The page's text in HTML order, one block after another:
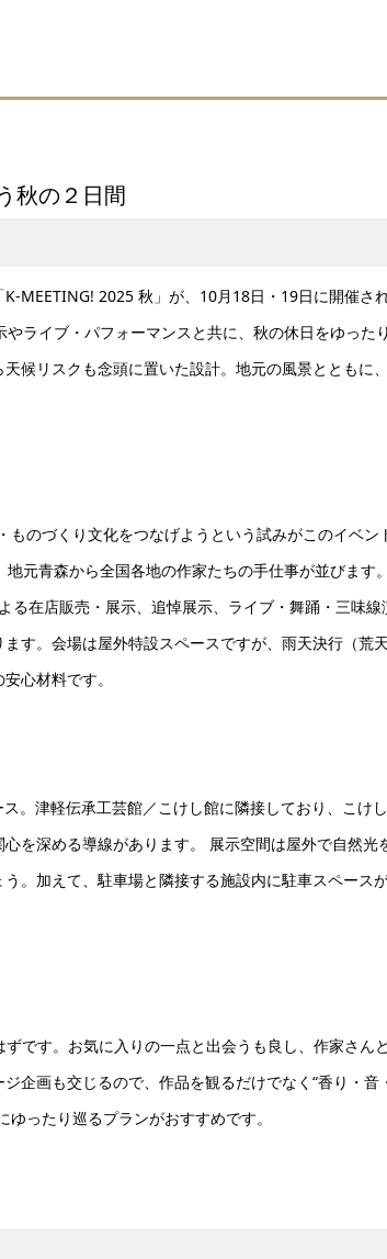
秋の２日間
MEETING! 2025 秋」が、10月18日・19日に開催さ
ライブ・パフォーマンスと共に、秋の休日をゆった
候リスクも念頭に置いた設計。地元の風景とともに
ものづくり文化をつなげようという試みがこのイベン
元青森から全国各地の作家たちの手仕事が並びます
る在店販売・展示、追悼展示、ライブ・舞踊・三味線
す。会場は屋外特設スペースですが、雨天決行（荒
心材料です。
。津軽伝承工芸館／こけし館に隣接しており、こけ
を深める導線があります。 展示空間は屋外で自然光
。加えて、駐車場と隣接する施設内に駐車スペース
です。お気に入りの一点と出会うも良し、作家さん
企画も交じるので、作品を観るだけでなく“香り・音
ったり巡るプランがおすすめです。